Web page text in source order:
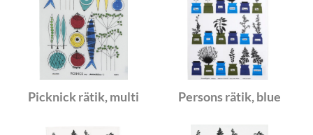
Picknick rätik, multi Persons rätik, blue